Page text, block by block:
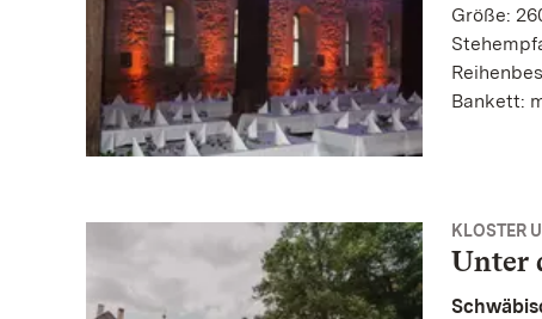
Größe:
Bankett:
KLOSTER
Unter